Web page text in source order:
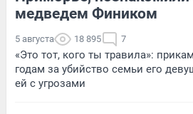
медведем Фиником
5 августа 18 895 7
«Это тот, кого ты травила»:
годам за убийство семьи его
ей с угрозами